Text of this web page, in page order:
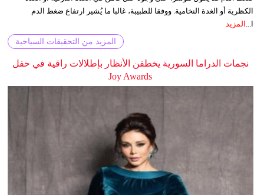
الكظرية أو الغدة النخامية. ووفقا للطبيبة، غالبا ما يُشير ارتفاع ضغط الدم
ا...
المزيد
المزيد من التحقيقات السياحية
نجمات الدراما السورية يخطفن الأنظار بإطلالات راقية في حفل
Joy Awards